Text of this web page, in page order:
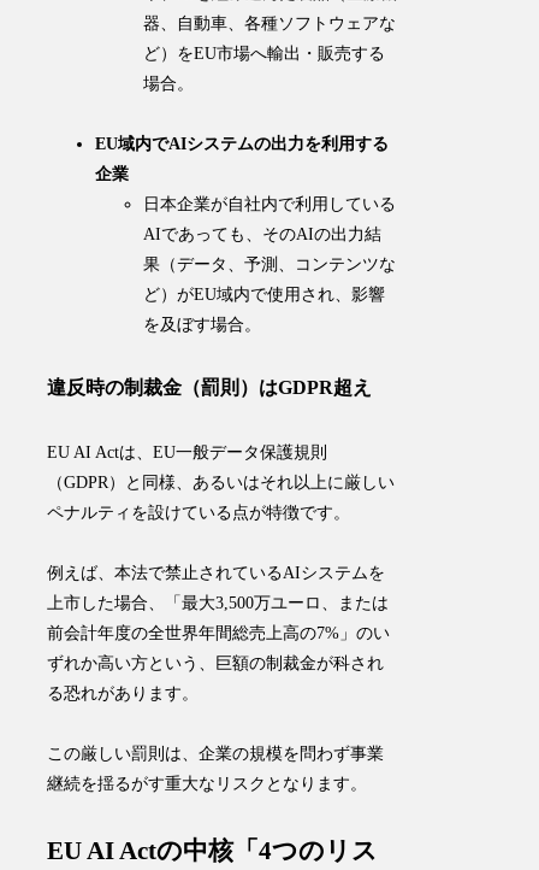
器、自動車、各種ソフトウェアな
ど）をEU市場へ輸出・販売する
場合。
EU域内でAIシステムの出力を利用する
企業
日本企業が自社内で利用している
AIであっても、そのAIの出力結
果（データ、予測、コンテンツな
ど）がEU域内で使用され、影響
を及ぼす場合。
違反時の制裁金（罰則）はGDPR超え
EU AI Actは、EU一般データ保護規則
（GDPR）と同様、あるいはそれ以上に厳しい
ペナルティを設けている点が特徴です。
例えば、本法で禁止されているAIシステムを
上市した場合、「最大3,500万ユーロ、または
前会計年度の全世界年間総売上高の7%」のい
ずれか高い方という、巨額の制裁金が科され
る恐れがあります。
この厳しい罰則は、企業の規模を問わず事業
継続を揺るがす重大なリスクとなります。
EU AI Actの中核「4つのリス